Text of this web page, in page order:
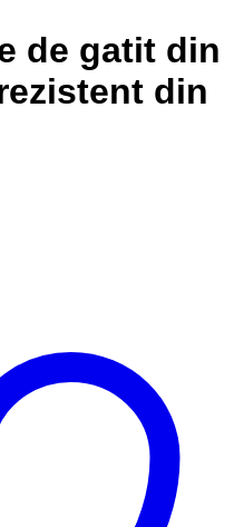
de gatit din
din